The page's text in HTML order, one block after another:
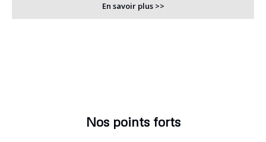
En savoir plus >>
Nos points forts